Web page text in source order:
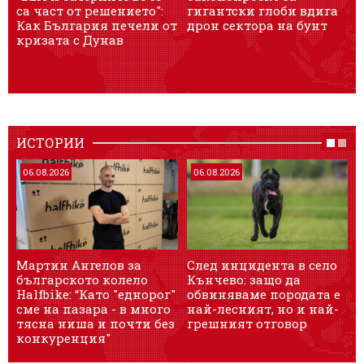
са част от решението":
Как България печели от
кризата с Дунав
гигантски глоби вдига
дрон сектора на бунт
ИСТОРИИ
06.08.2026
Мартин Ангелов за
българското колело
Halfbike: “Като "еднорог"
сме на пазара - в много
тясна ниша и почти без
конкуренция"
06.08.2026
След инцидента в село
Кънчево: защо да
обвиняваме породата е
най-лесният, но и най-
грешният отговор